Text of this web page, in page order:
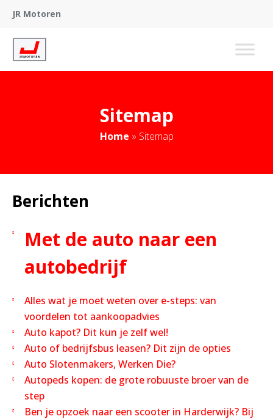
JR Motoren
Sitemap
Home » Sitemap
Berichten
Met de auto naar een
autobedrijf
Alles wat je moet weten over e-steps: van
voordelen tot aankoopadvies
Auto kapot? Dit kun je zelf wel!
Auto of bedrijfsbus leasen? Dit zijn de opties
Auto Slotenmakers, Werken Die?
Autopeds kopen: de grote robuuste broer van de
step
Ben je opzoek naar een scooter in Harderwijk? Bij